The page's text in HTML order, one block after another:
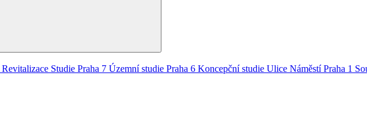
Revitalizace Studie Praha 7 Územní studie Praha 6 Koncepční studie Ulice NáměstíPraha 1